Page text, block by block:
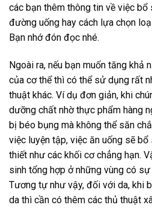
các bạn thêm thông tin về việc
đường uống hay cách lựa chọn
Bạn nhớ đón đọc nhé.
Ngoài ra, nếu bạn muốn tăng khả
của cơ thể thì có thể sử dụng rất
thuật khác. Ví dụ đơn giản, khi
dưỡng chất nhờ thực phẩm hàng
bị béo bụng mà không thể săn
việc luyện tập, việc ăn uống sẽ
thiết như các khối cơ chẳng hạn.
sinh tổng hợp ở những vùng có
Tương tự như vậy, đối với da, khi
da thì cần có thêm các thủ thuật